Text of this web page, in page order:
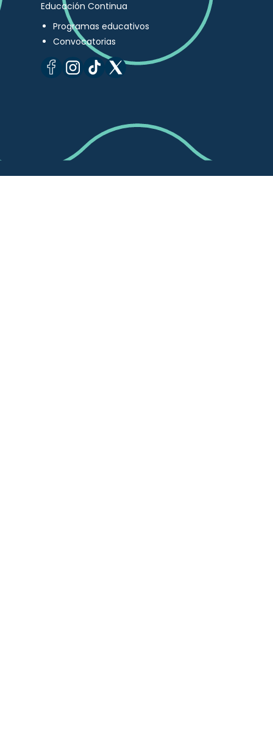
Educación Continua
Programas educativos
Convocatorias